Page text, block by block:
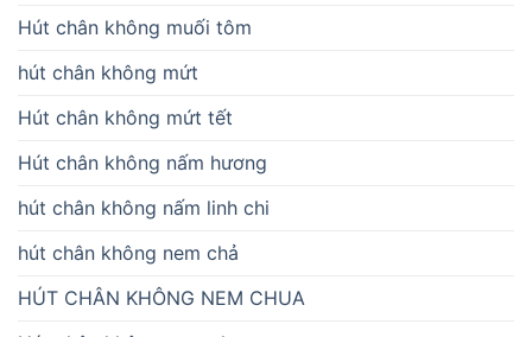
Hút chân không muối tôm
hút chân không mứt
Hút chân không mứt tết
Hút chân không nấm hương
hút chân không nấm linh chi
hút chân không nem chả
HÚT CHÂN KHÔNG NEM CHUA